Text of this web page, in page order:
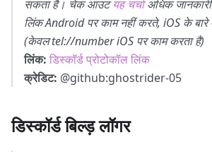
सकता है। चेक आउटयह चर्चाअधिक
लिंक Android पर काम नहीं करते, iOS के बारे
(केवल tel://number iOS पर काम करता है)
लिंक: डिस्कॉर्ड प्रोटोकॉल लिंक
क्रेडिट: @github:ghostrider-05
डिस्कॉर्ड बिल्ड़ लॉगर